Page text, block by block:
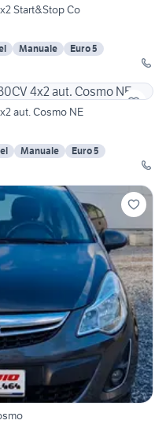
Start&Stop Co
Manuale
Euro 5
aut. Cosmo NE
Manuale
Euro 5